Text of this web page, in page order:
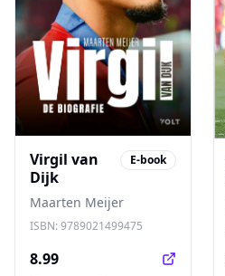
Virgil van
Dijk
E-book
Maarten Meijer
ISBN:9789021499475
8.99